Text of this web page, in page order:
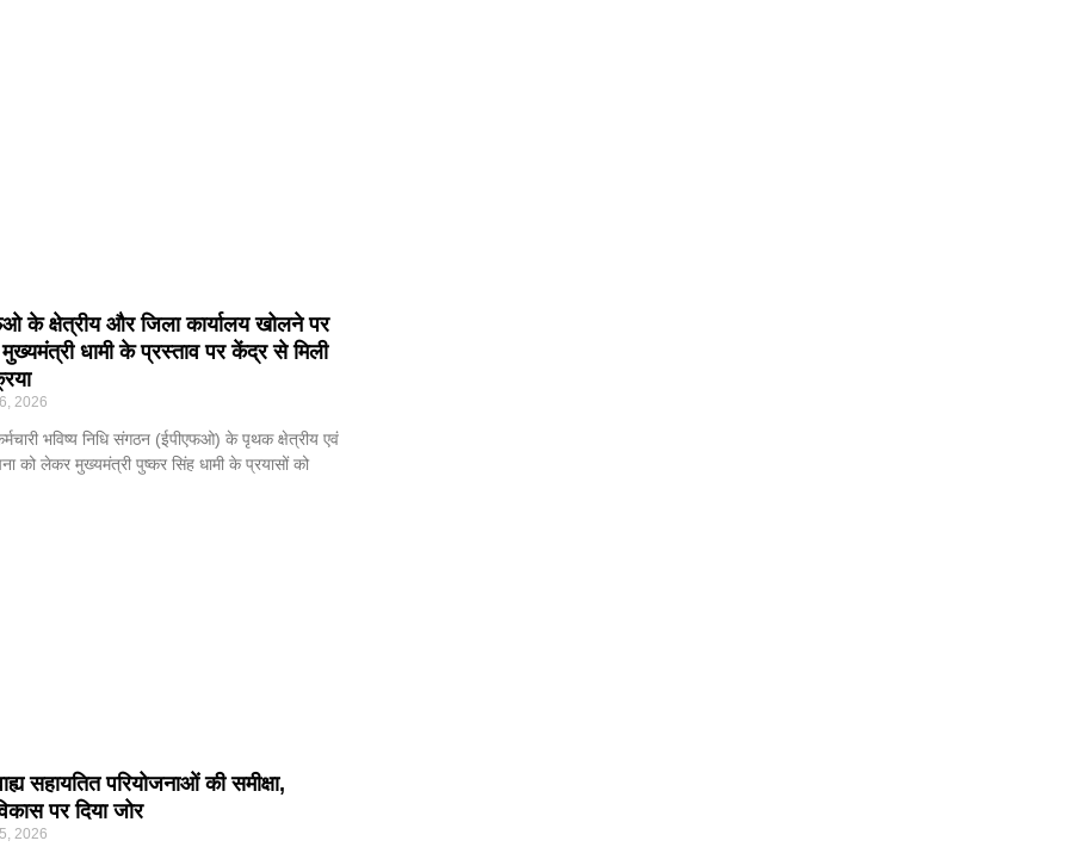
के क्षेत्रीय और जिला कार्यालय खोलने पर
धामी के प्रस्ताव पर केंद्र से मिली
2026
भविष्य निधि संगठन (ईपीएफओ) के पृथक क्षेत्रीय एवं
को लेकर मुख्यमंत्री पुष्कर सिंह धामी के प्रयासों को
सहायतित परियोजनाओं की समीक्षा,
पर दिया जोर
2026